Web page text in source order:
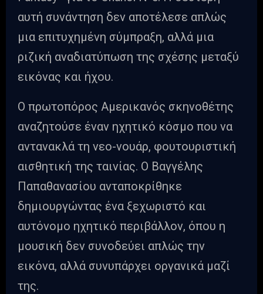
αυτή συνάντηση δεν αποτέλεσε απλώς
μια επιτυχημένη σύμπραξη, αλλά μια
ριζική αναδιατύπωση της σχέσης μεταξύ
εικόνας και ήχου.
Ο πρωτοπόρος Αμερικανός σκηνοθέτης
αναζητούσε έναν ηχητικό κόσμο που να
αντανακλά τη νεο-νουάρ, φουτουριστική
αισθητική της ταινίας. Ο Βαγγέλης
Παπαθανασίου ανταποκρίθηκε
δημιουργώντας ένα ξεχωριστό και
αυτόνομο ηχητικό περιβάλλον, όπου η
μουσική δεν συνοδεύει απλώς την
εικόνα, αλλά συνυπάρχει οργανικά μαζί
της.